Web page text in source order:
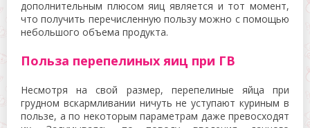
дополнительным плюсом яиц является и тот момент,
что получить перечисленную пользу можно с помощью
небольшого объема продукта.
Польза перепелиных яиц при ГВ
Несмотря на свой размер, перепелиные яйца при
грудном вскармливании ничуть не уступают куриным в
пользе, а по некоторым параметрам даже превосходят